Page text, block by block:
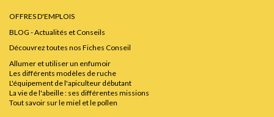
OFFRES D'EMPLOIS
BLOG - Actualités et Conseils
Découvrez toutes nos Fiches Conseil
Allumer et utiliser un enfumoir
Les différents modèles de ruche
L'équipement de l'apiculteur débutant
La vie de l'abeille : ses différentes missions
Tout savoir sur le miel et le pollen